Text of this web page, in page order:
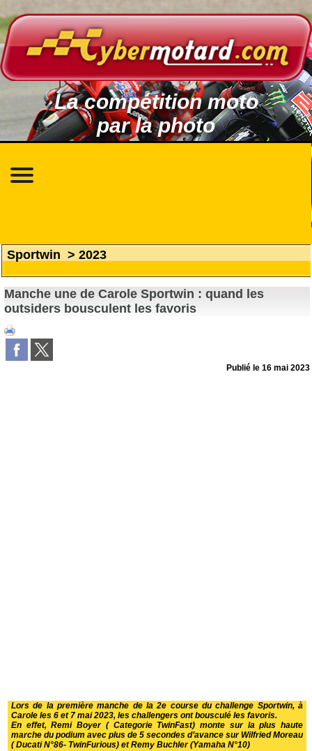
La compétition moto
par la photo
Sportwin > 2023
Manche une de Carole Sportwin : quand les
outsiders bousculent les favoris
Publié le16 mai 2023
Lors de la première manche de la 2e course du challenge Sportwin, à
Carole les 6 et 7 mai 2023, les challengers ont bousculé les favoris.
En effet, Remi Boyer ( Categorie TwinFast) monte sur la plus haute
marche du podium avec plus de 5 secondes d’avance sur Wilfried Moreau
( Ducati N°86- TwinFurious) et Remy Buchler (Yamaha N°10)